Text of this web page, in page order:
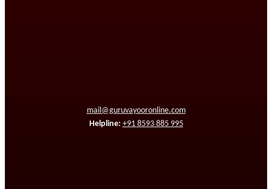
mail@guruvayooronline.com
Helpline: +91 8593 885 995